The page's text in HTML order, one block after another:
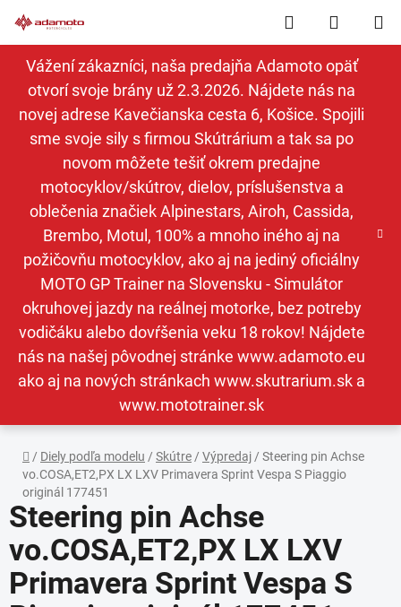
na
obsah
Vážení zákazníci, naša predajňa Adamoto opäť
otvorí svoje brány už 2.3.2026. Nájdete nás na
novej adrese Kavečianska cesta 6, Košice. Spojili
sme svoje sily s firmou Skútrárium a tak sa po
novom môžete tešiť okrem predajne
motocyklov/skútrov, dielov, príslušenstva a
oblečenia značiek Alpinestars, Airoh, Cassida,
Brembo, Motul, 100% a mnoho iného aj na
požičovňu motocyklov, ako aj na jediný oficiálny
MOTO GP Trainer na Slovensku - Simulátor
okruhovej jazdy na reálnej motorke, bez potreby
vodičáku alebo dovŕšenia veku 18 rokov! Nájdete
nás na našej pôvodnej stránke www.adamoto.eu
ako aj na nových stránkach www.skutrarium.sk a
www.mototrainer.sk
Hľadať
KOŠÍK
Domov
/ Diely podľa modelu / Skútre / Výpredaj / Steering pin Achse
vo.COSA,ET2,PX LX LXV Primavera Sprint Vespa S Piaggio
originál 177451
Steering pin Achse
vo.COSA,ET2,PX LX LXV
Primavera Sprint Vespa S